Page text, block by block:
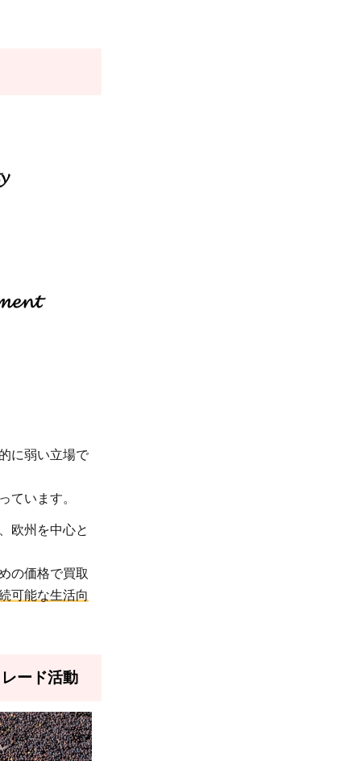
に弱い立場で
ています。
欧州を中心と
の価格で買取
可能な生活向
ード活動